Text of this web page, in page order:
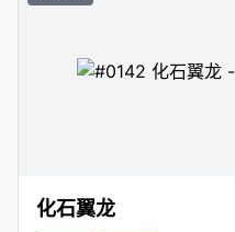
化石翼龙